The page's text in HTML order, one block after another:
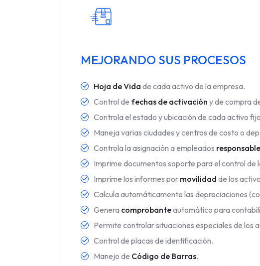
MEJORANDO SUS PROCESOS
Hoja de Vida de cada activo de la empresa.
Control de fechas de activación y de compra
Controla el estado y ubicación de cada activo
Maneja varias ciudades y centros de costo o
Controla la asignación a empleados responsable
Imprime documentos soporte para el control de
Imprime los informes por movilidad de los
Calcula automáticamente las depreciaciones
Genera comprobanteautomático para
Permite controlar situaciones especiales de los
Control de placas de identificación.
Manejo de Código de Barras.